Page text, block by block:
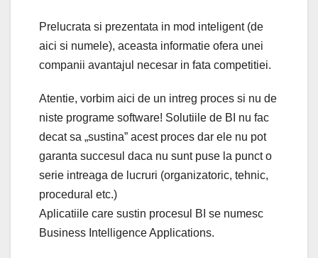
Prelucrata si prezentata in mod inteligent (de
aici si numele), aceasta informatie ofera unei
companii avantajul necesar in fata competitiei.
Atentie, vorbim aici de un intreg proces si nu de
niste programe software! Solutiile de BI nu fac
decat sa „sustina” acest proces dar ele nu pot
garanta succesul daca nu sunt puse la punct o
serie intreaga de lucruri (organizatoric, tehnic,
procedural etc.)
Aplicatiile care sustin procesul BI se numesc
Business Intelligence Applications.